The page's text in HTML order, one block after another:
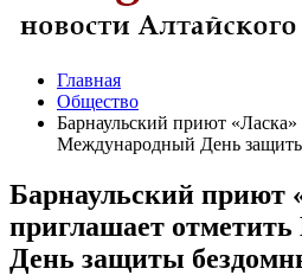
Главная
Общество
Барнаульский приют «Ласка»
Международный День
Барнаульский приют
приглашает
День защиты